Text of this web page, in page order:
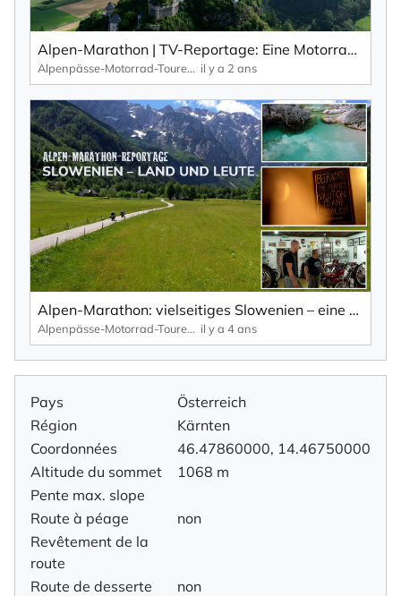
Alpen-Marathon | TV-Reportage: Eine Motorrad-Kulinarik-Tour durch Kärnten (Teil 1)
Alpenpässe-Motorrad-Touren: Alpen-Marathon, die TV-Reportagen il y a 2 ans
Alpen-Marathon: vielseitiges Slowenien – eine Reisereportage von den Alpenpässen hinunter zum Meer.
Alpenpässe-Motorrad-Touren: Alpen-Marathon, die TV-Reportagen il y a 4 ans
Pays
Österreich
Région
Kärnten
Coordonnées
46.47860000, 14.46750000
Altitude du sommet
1068 m
Pente max. slope
Route à péage
non
Revêtement de la
route
Route de desserte
non